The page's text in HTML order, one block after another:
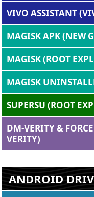
VIVO ASSISTANT
MAGISK APK (NEW
MAGISK (ROOT
MAGISK
SUPERSU (ROOT
DM-VERITY &
VERITY)
ANDROID